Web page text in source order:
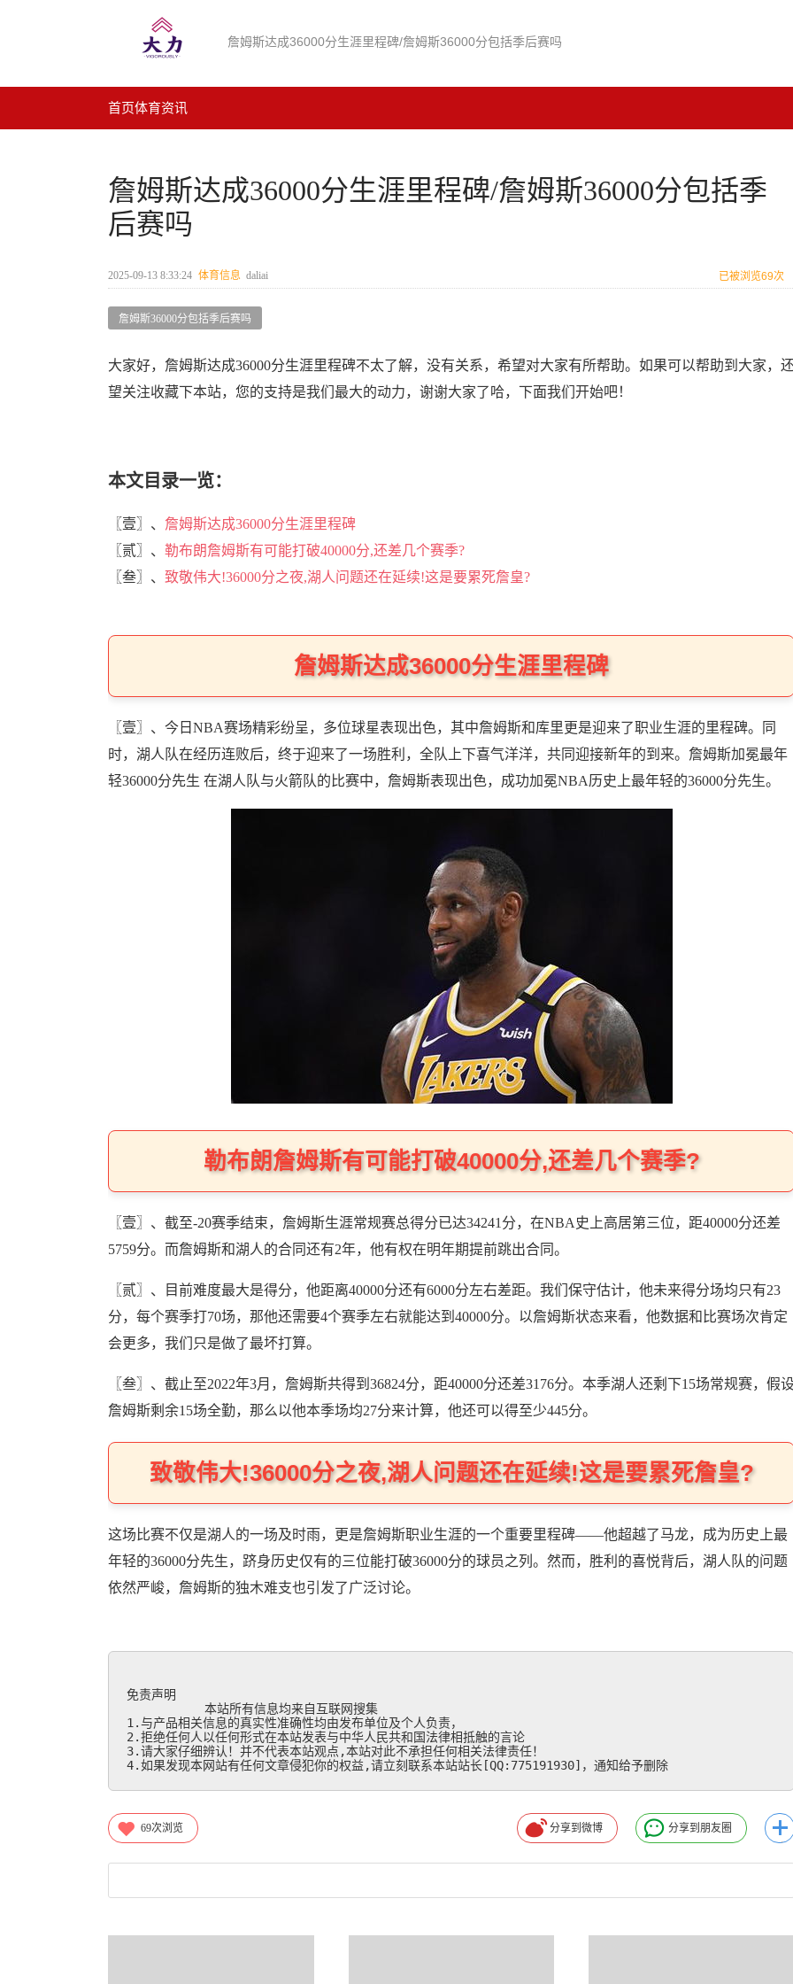
詹姆斯达成36000分生涯里程碑/詹姆斯36000分包括季后赛吗
首页体育资讯
詹姆斯达成36000分生涯里程碑/詹姆斯36000分包括季
后赛吗
2025-09-13 8:33:24 体育信息 daliai 已被浏览69次
詹姆斯36000分包括季后赛吗
大家好，詹姆斯达成36000分生涯里程碑不太了解，没有关系，希望对大家有所帮助。如果可以帮助到大家，
望关注收藏下本站，您的支持是我们最大的动力，谢谢大家了哈，下面我们开始吧！
本文目录一览：
〖壹〗、 詹姆斯达成36000分生涯里程碑
〖贰〗、 勒布朗詹姆斯有可能打破40000分,还差几个赛季?
〖叁〗、 致敬伟大!36000分之夜,湖人问题还在延续!这是要累死詹皇?
詹姆斯达成36000分生涯里程碑
〖壹〗、今日NBA赛场精彩纷呈，多位球星表现出色，其中詹姆斯和库里更是迎来了职业生涯的里程碑。同
时，湖人队在经历连败后，终于迎来了一场胜利，全队上下喜气洋洋，共同迎接新年的到来。詹姆斯加冕最年
轻36000分先生 在湖人队与火箭队的比赛中，詹姆斯表现出色，成功加冕NBA历史上最年轻的36000分先生。
勒布朗詹姆斯有可能打破40000分,还差几个赛季?
〖壹〗、截至-20赛季结束，詹姆斯生涯常规赛总得分已达34241分，在NBA史上高居第三位，距40000分还差
5759分。而詹姆斯和湖人的合同还有2年，他有权在明年期提前跳出合同。
〖贰〗、目前难度最大是得分，他距离40000分还有6000分左右差距。我们保守估计，他未来得分场均只有23
分，每个赛季打70场，那他还需要4个赛季左右就能达到40000分。以詹姆斯状态来看，他数据和比赛场次肯定
会更多，我们只是做了最坏打算。
〖叁〗、截止至2022年3月，詹姆斯共得到36824分，距40000分还差3176分。本季湖人还剩下15场常规赛，假
詹姆斯剩余15场全勤，那么以他本季场均27分来计算，他还可以得至少445分。
致敬伟大!36000分之夜,湖人问题还在延续!这是要累死詹皇?
这场比赛不仅是湖人的一场及时雨，更是詹姆斯职业生涯的一个重要里程碑——他超越了马龙，成为历史上最
年轻的36000分先生，跻身历史仅有的三位能打破36000分的球员之列。然而，胜利的喜悦背后，湖人队的问题
依然严峻，詹姆斯的独木难支也引发了广泛讨论。
免责声明
本站所有信息均来自互联网搜集
1.与产品相关信息的真实性准确性均由发布单位及个人负责，
2.拒绝任何人以任何形式在本站发表与中华人民共和国法律相抵触的言论
3.请大家仔细辨认！并不代表本站观点,本站对此不承担任何相关法律责任！
4.如果发现本网站有任何文章侵犯你的权益,请立刻联系本站站长[QQ:775191930]，通知给予删除
69次浏览 分享到微博 分享到朋友圈